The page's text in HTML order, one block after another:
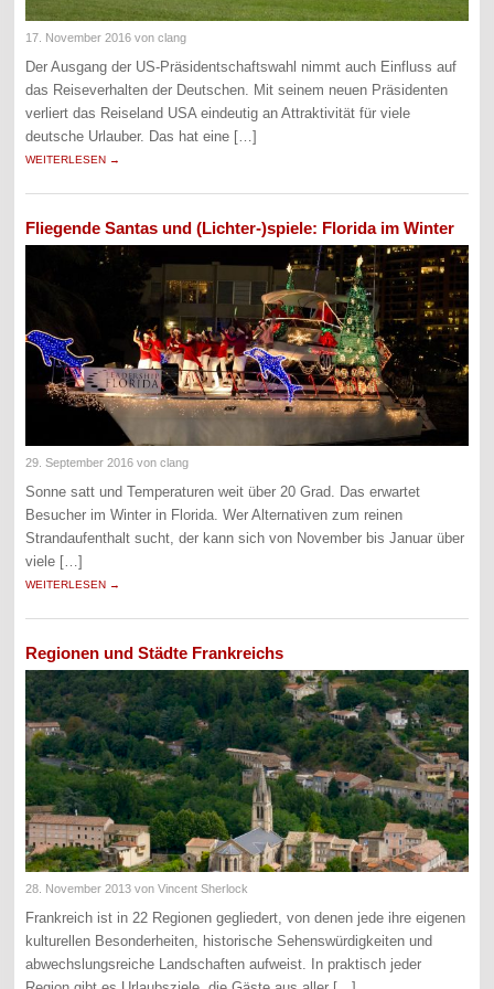
17. November 2016 von clang
Der Ausgang der US-Präsidentschaftswahl nimmt auch Einfluss auf
das Reiseverhalten der Deutschen. Mit seinem neuen Präsidenten
verliert das Reiseland USA eindeutig an Attraktivität für viele
deutsche Urlauber. Das hat eine […]
WEITERLESEN →
Fliegende Santas und (Lichter-)spiele: Florida im Winter
29. September 2016 von clang
Sonne satt und Temperaturen weit über 20 Grad. Das erwartet
Besucher im Winter in Florida. Wer Alternativen zum reinen
Strandaufenthalt sucht, der kann sich von November bis Januar über
viele […]
WEITERLESEN →
Regionen und Städte Frankreichs
28. November 2013 von Vincent Sherlock
Frankreich ist in 22 Regionen gegliedert, von denen jede ihre eigenen
kulturellen Besonderheiten, historische Sehenswürdigkeiten und
abwechslungsreiche Landschaften aufweist. In praktisch jeder